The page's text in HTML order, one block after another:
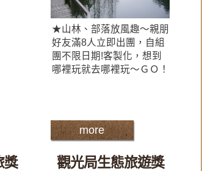
★山林、部落放風趣～親朋
好友滿8人立即出團，自組
團不限日期!客製化，想到
哪裡玩就去哪裡玩～ＧＯ！
more
獎 觀光局生態旅遊獎